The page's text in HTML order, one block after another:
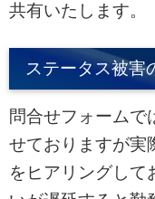
共有いたします。
ステータス被害
問合せフォームで
せておりますが実
をヒアリングして